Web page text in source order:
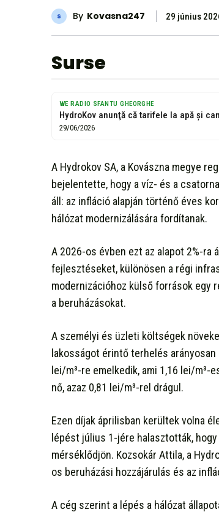
By Kovasna247 29 június
Surse
WE RADIO SFANTU GHEORGHE
29/06/2026
A Hydrokov SA, a Kovászna megye
bejelentette, hogy a víz- és a
áll: az infláció alapján történő éves
hálózat modernizálására fordítanak.
A 2026-os évben ezt az alapot 2%-ra
fejlesztéseket, különösen a régi
modernizációhoz külső források egy
a beruházásokat.
A személyi és üzleti költségek
lakosságot érintő terhelés arányosan
lei/m³-re emelkedik, ami 1,16 lei/m³-
nő, azaz 0,81 lei/m³-rel drágul.
Ezen díjak áprilisban kerültek volna
lépést július 1-jére halasztották,
mérséklődjön. Kozsokár Attila, a
os beruházási hozzájárulás és az
A cég szerint a lépés a hálózat